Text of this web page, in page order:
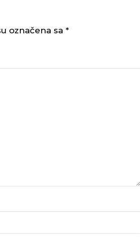
označena sa *